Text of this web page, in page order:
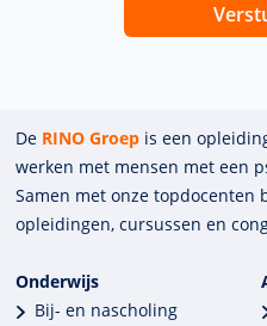
De RINO Groep is een
werken met mensen met een
Samen met onze top­docenten
opleidingen, cursussen en
Onderwijs
Bij- en nascholing